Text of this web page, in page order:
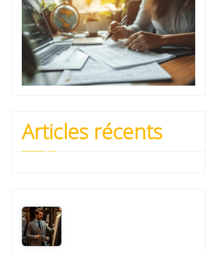
Articles récents